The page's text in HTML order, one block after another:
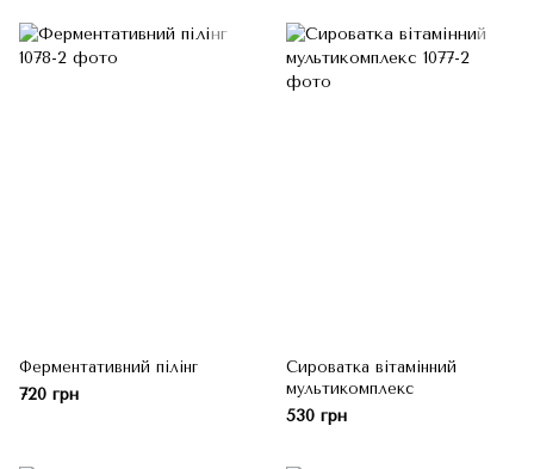
Ферментативний пілінг
720 грн
Сироватка вітамінний
мультикомплекс
530 грн